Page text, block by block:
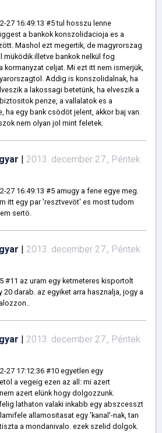
27 16:49:13 #5 tul hosszu lenne
a bankok konszolidacioja es a
Mashol ezt megertik, de magyrorszag
müködik illetve bankok nelkül fog
kormanyzat celjat. Mi ezt itt nem ismerjük,
Addig is konszolidalnak, ha
a lakossagi betetünk, ha elveszik a
penze, a vallalatok es a
ha egy bank csödöt jelent, akkor baj van.
nem olyan jol mint feletek.
| 2013. december 27., Péntek
27 16:49:13 #5 amugy a fene egye meg.
itt egy par 'resztvevöt' es most tudom
sertö.
| 2013. december 27., Péntek
#11 az uram egy ketmeteres kisportolt
20 darab. az egyiket arra hasznalja, jogy a
| 2013. december 27., Péntek
27 17:12:36 #10 egyetlen egy
a vegeig ezen az all: mi azert
azert elünk hogy dolgozzunk.
lathaton valaki inkabb egy abszcesszt
allamositasat egy 'kanal'-nak, tan
a mondanivalo. ezek szelid dolgok.